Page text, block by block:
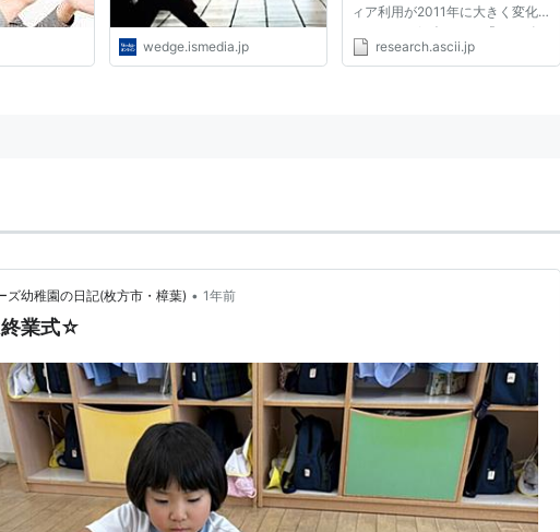
wedge.ismedia.jp
ィア利用が2011年に大きく変化
したことを紹介した。「テレビの
１日平均視聴時間」の大幅な減
research.ascii.jp
ズ幼稚園の日記(枚方市・樟葉) • 1年前
終業式☆